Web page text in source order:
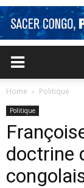
Home Politique
Politique
doctrine